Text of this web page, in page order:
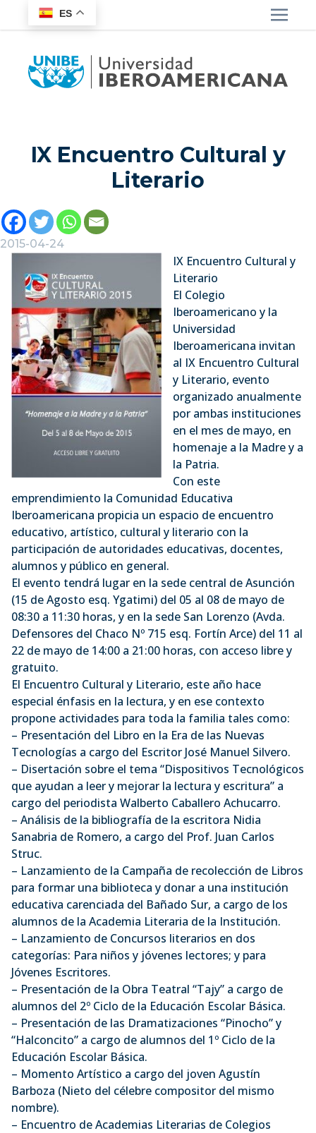
ES
IX Encuentro Cultural y
Literario
2015-04-24
IX Encuentro Cultural y
Literario
El Colegio
Iberoamericano y la
Universidad
Iberoamericana invitan
al IX Encuentro Cultural
y Literario, evento
organizado anualmente
por ambas instituciones
en el mes de mayo, en
homenaje a la Madre y a
la Patria.
Con este
emprendimiento la Comunidad Educativa
Iberoamericana propicia un espacio de encuentro
educativo, artístico, cultural y literario con la
participación de autoridades educativas, docentes,
alumnos y público en general.
El evento tendrá lugar en la sede central de Asunción
(15 de Agosto esq. Ygatimi) del 05 al 08 de mayo de
08:30 a 11:30 horas, y en la sede San Lorenzo (Avda.
Defensores del Chaco Nº 715 esq. Fortín Arce) del 11 al
22 de mayo de 14:00 a 21:00 horas, con acceso libre y
gratuito.
El Encuentro Cultural y Literario, este año hace
especial énfasis en la lectura, y en ese contexto
propone actividades para toda la familia tales como:
– Presentación del Libro en la Era de las Nuevas
Tecnologías a cargo del Escritor José Manuel Silvero.
– Disertación sobre el tema “Dispositivos Tecnológicos
que ayudan a leer y mejorar la lectura y escritura” a
cargo del periodista Walberto Caballero Achucarro.
– Análisis de la bibliografía de la escritora Nidia
Sanabria de Romero, a cargo del Prof. Juan Carlos
Struc.
– Lanzamiento de la Campaña de recolección de Libros
para formar una biblioteca y donar a una institución
educativa carenciada del Bañado Sur, a cargo de los
alumnos de la Academia Literaria de la Institución.
– Lanzamiento de Concursos literarios en dos
categorías: Para niños y jóvenes lectores; y para
Jóvenes Escritores.
– Presentación de la Obra Teatral “Tajy” a cargo de
alumnos del 2º Ciclo de la Educación Escolar Básica.
– Presentación de las Dramatizaciones “Pinocho” y
“Halconcito” a cargo de alumnos del 1º Ciclo de la
Educación Escolar Básica.
– Momento Artístico a cargo del joven Agustín
Barboza (Nieto del célebre compositor del mismo
nombre).
– Encuentro de Academias Literarias de Colegios